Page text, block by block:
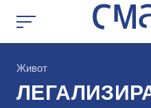
КАтегорија
Живот